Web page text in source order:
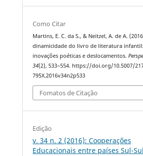
Como Citar
Martins, E. C. da S., & Neitzel, A. de A.
dinamicidade do livro de literatura infantil:
inovações poéticas e deslocamentos.
34(2), 533–554. https://doi.org/10.5007/
795X.2016v34n2p533
Fomatos de Citação
Edição
v. 34 n. 2 (2016): Cooperações
Educacionais entre países Sul-